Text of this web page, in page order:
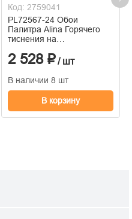
Код: 2759041
PL72567-24 Обои
Палитра Alina Горячего
тиснения на
1.06м x 10.05
2 528 ₽/ шт
В наличии 8 шт
В корзину